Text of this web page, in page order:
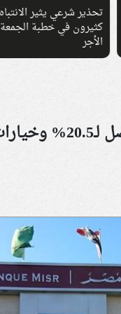
شرعي يثير الانتباه.. عادة
في خطبة الجمعة قد
شهادات بنك مصر